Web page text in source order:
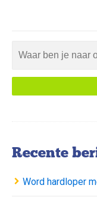
Recente
Word hardloper